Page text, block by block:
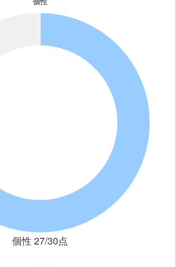
個性 27/30点